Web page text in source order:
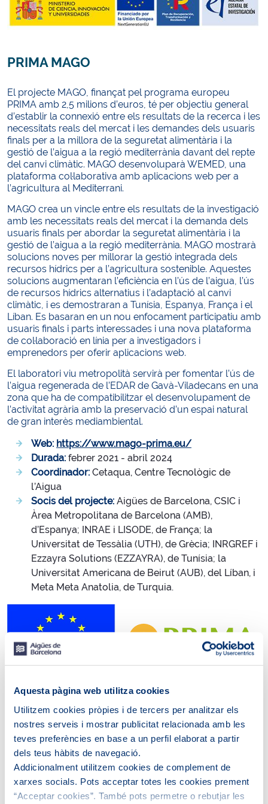
Aquesta pàgina web utilitza cookies
Utilitzem cookies pròpies i de tercers per analitzar els
nostres serveis i mostrar publicitat relacionada amb les
teves preferències en base a un perfil elaborat a partir
dels teus hàbits de navegació.
Addicionalment utilitzem cookies de complement de
xarxes socials. Pots acceptar totes les cookies prement
“Acceptar cookies”. També pots permetre o rebutjar les
PRIMA MAGO
El projecte MAGO, finançat pel programa europeu
PRIMA amb 2,5 milions d’euros, té per objectiu general
d’establir la connexió entre els resultats de la recerca i les
necessitats reals del mercat i les demandes dels usuaris
finals per a la millora de la seguretat alimentària i la
gestió de l’aigua a la regió mediterrània davant del repte
del canvi climàtic. MAGO desenvoluparà WEMED, una
plataforma col·laborativa amb aplicacions web per a
l’agricultura al Mediterrani.
MAGO crea un vincle entre els resultats de la investigació
amb les necessitats reals del mercat i la demanda dels
usuaris finals per abordar la seguretat alimentària i la
gestió de l’aigua a la regió mediterrània. MAGO mostrarà
solucions noves per millorar la gestió integrada dels
recursos hídrics per a l’agricultura sostenible. Aquestes
solucions augmentaran l’eficiència en l’ús de l’aigua, l’ús
de recursos hídrics alternatius i l’adaptació al canvi
climàtic, i es demostraran a Tunísia, Espanya, França i el
Líban. Es basaran en un nou enfocament participatiu amb
usuaris finals i parts interessades i una nova plataforma
de col·laboració en línia per a investigadors i
emprenedors per oferir aplicacions web.
El laboratori viu metropolità servirà per fomentar l’ús de
l’aigua regenerada de l’EDAR de Gavà-Viladecans en una
zona que ha de compatibilitzar el desenvolupament de
l’activitat agrària amb la preservació d’un espai natural
de gran interès mediambiental.
Web: https://www.mago-prima.eu/
Durada: febrer 2021 - abril 2024
Coordinador: Cetaqua, Centre Tecnològic de
l’Aigua
Socis del projecte: Aigües de Barcelona, CSIC i
Àrea Metropolitana de Barcelona (AMB),
d’Espanya; INRAE i LISODE, de França; la
Universitat de Tessàlia (UTH), de Grècia; INRGREF i
Ezzayra Solutions (EZZAYRA), de Tunísia; la
Universitat Americana de Beirut (AUB), del Líban, i
Meta Meta Anatolia, de Turquia.
LIFE NIMBUS
LIFE Nimbus, finançat per la Comissió Europea i
emmarcat en el Programa LIFE, és un projecte europeu
que pretén utilitzar el biometà, generat a partir de fangs
de depuradora, com a combustible sostenible. Es va
iniciar el 2020 amb l’objectiu de crear un model d’energia
i transport verd a Barcelona mitjançant la promoció del